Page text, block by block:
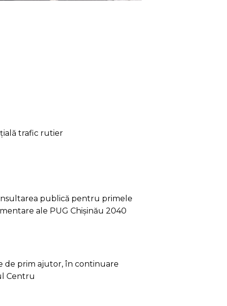
trafic rutier
publică pentru primele
ale PUG Chișinău 2040
de prim ajutor, în continuare
Centru